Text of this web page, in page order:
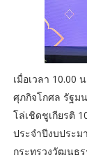
เมื่อเวลา 10.00
ศุภกิจโกศล รัฐม
โล่เชิดชูเกียรติ
ประจำปีงบประม
กระทรวงวัฒนธร